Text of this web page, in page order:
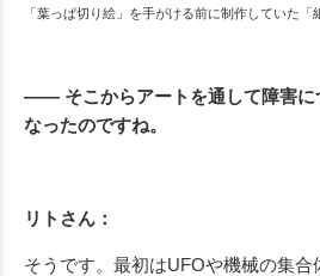
「葉っぱ切り絵」を手がける前に制作していた「
—— そこからアートを通して障害に
なったのですね。
リトさん：
そうです。最初はUFOや機械の集